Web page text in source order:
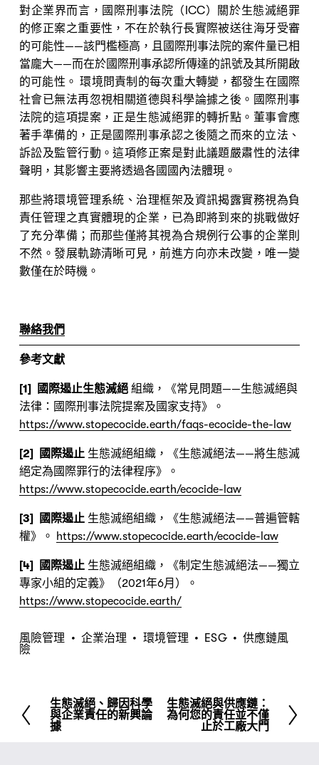
對企業界而言，國際刑事法院（ICC）關於生態滅絕罪
的修正案之重要性，不在於執行長實際被送往海牙受審
的可能性——該門檻極高，且國際刑事法院的案件量已相
當龐大——而在於國際刑事承認所傳達的訊號及其所開啟
的可能性。 環境問責制的每次重大轉變，都發生在國際
社會已無法再忽視相關道德與科學論據之後。國際刑事
法院的這項提案，正是生態滅絕罪的轉折點。董事會應
著手準備的，正是國際刑事承認之後隨之而來的立法、
訴訟及監管行動。這項修正案是對此議題嚴肅性的法律
聲明，其影響主要將透過各國國內法體現。
那些將環境管理系統、治理框架及資訊揭露實務視為負
責任管理之真實體現的企業，已為即將到來的挑戰做好
了充分準備；而那些僅將其視為合規例行公事的企業則
不然。發展軌跡清晰可見，前進方向亦未改變，唯一變
數僅在於時機。
聯絡我們
參考文獻
[1]  國際遏止生態滅絕 組織，《常見問題——生態滅絕與
https://www.stopecocide.earth/faqs-ecocide-the-law
[2]  國際遏止 生態滅絕組織，《生態滅絕法——將生態滅
https://www.stopecocide.earth/ecocide-law
[3]  國際遏止 生態滅絕組織，《生態滅絕法——普遍管轄
權》。
https://www.stopecocide.earth/ecocide-law
[4]  國際遏止 生態滅絕組織，《制定生態滅絕法——獨立
https://www.stopecocide.earth/
風險管理 企業治理 環境管理 ESG
供應鏈風
險
先
前
生態滅絕、歸因科學
與企業責任的新興論
據
下
一
生態滅絕與供應鏈：
為何您的責任並不僅
止於工廠大門